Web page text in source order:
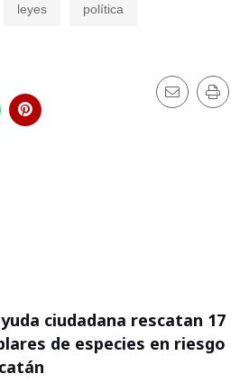
leyes política
ciudadana rescatan 17
de especies en riesgo